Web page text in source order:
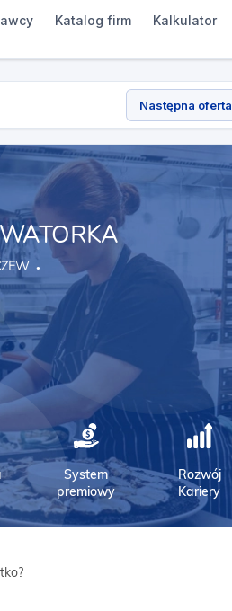
Katalog firm Kalkulator
Następna oferta
System
premiowy
Rozwój
Kariery